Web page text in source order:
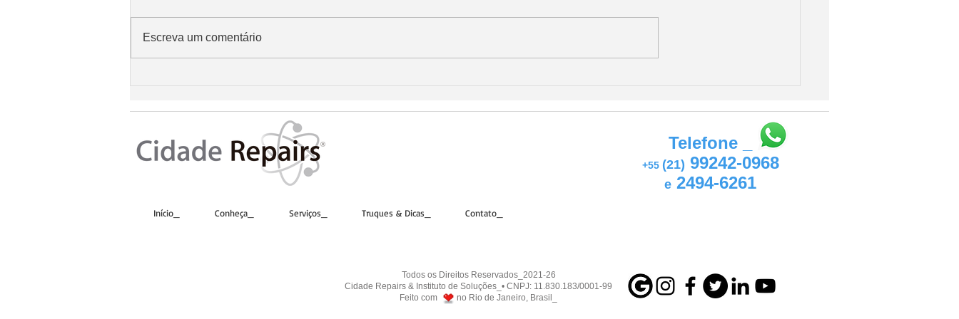
procedimento e descrever como
Escreva um comentário
Telefone _
+55 (21) 99242-0968
e 2494-6261
Início_ Conheça_ Serviços_ Truques & Dicas_ Contato_
Todos os Direitos Reservados_2021-26
Cidade Repairs & Instituto de Soluções_• CNPJ: 11.830.183/0001-99
Feito com no Rio de Janeiro, Brasil_